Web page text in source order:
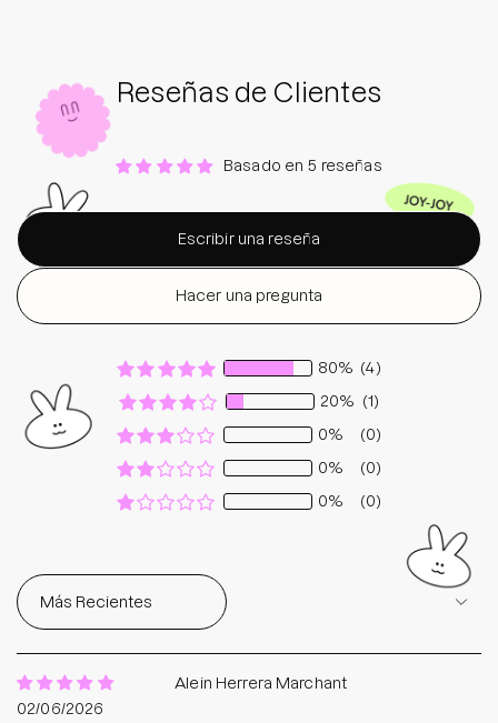
Reseñas de Clientes
Basado en 5 reseñas
Escribir una reseña
Hacer una pregunta
80% (4)
20% (1)
0%
(0)
0%
(0)
0%
(0)
Sort by
02/06/2026
Alein Herrera Marchant